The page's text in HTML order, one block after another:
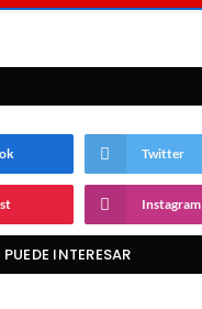
Twitter
Instagram
INTERESAR